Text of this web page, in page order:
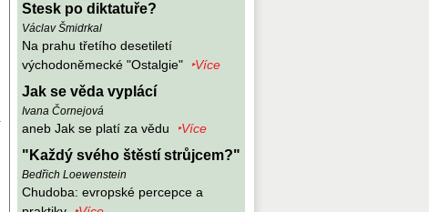
Stesk po diktatuře?
Václav Šmidrkal
Na prahu třetího desetiletí
východoněmecké "Ostalgie"
‣Více
Jak se věda vyplácí
Ivana Čornejová
aneb Jak se platí za vědu ‣Více
"Každý svého štěstí strůjcem?"
Bedřich Loewenstein
Chudoba: evropské percepce a